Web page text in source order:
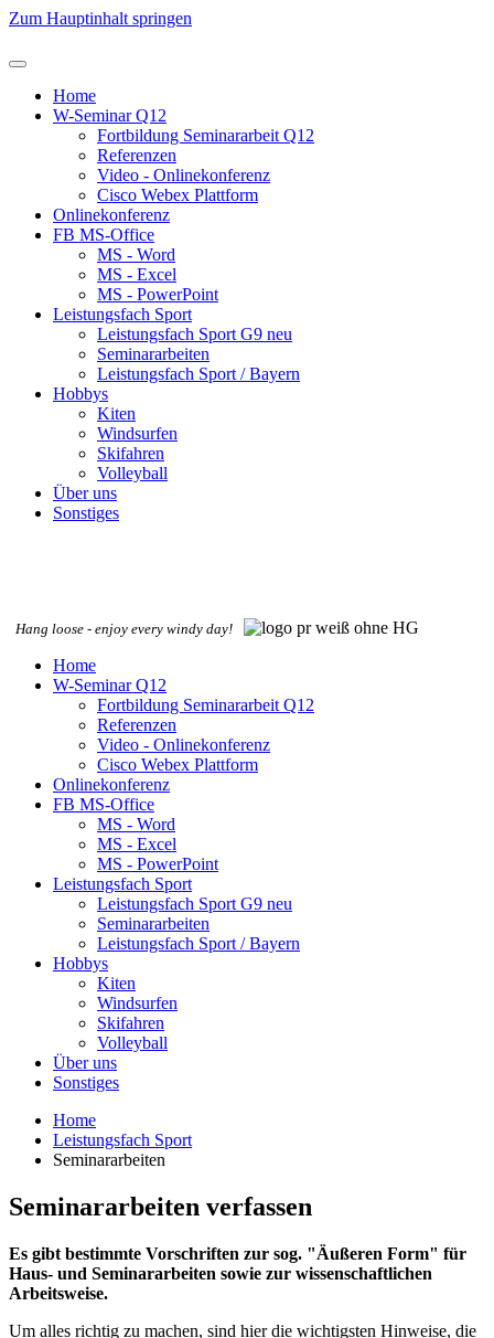
Zum Hauptinhalt springen
Home
W-Seminar Q12
Fortbildung Seminararbeit Q12
Referenzen
Video - Onlinekonferenz
Cisco Webex Plattform
Onlinekonferenz
FB MS-Office
MS - Word
MS - Excel
MS - PowerPoint
Leistungsfach Sport
Leistungsfach Sport G9 neu
Seminararbeiten
Leistungsfach Sport / Bayern
Hobbys
Kiten
Windsurfen
Skifahren
Volleyball
Über uns
Sonstiges
Hang loose - enjoy every windy day!
Home
W-Seminar Q12
Fortbildung Seminararbeit Q12
Referenzen
Video - Onlinekonferenz
Cisco Webex Plattform
Onlinekonferenz
FB MS-Office
MS - Word
MS - Excel
MS - PowerPoint
Leistungsfach Sport
Leistungsfach Sport G9 neu
Seminararbeiten
Leistungsfach Sport / Bayern
Hobbys
Kiten
Windsurfen
Skifahren
Volleyball
Über uns
Sonstiges
Home
Leistungsfach Sport
Seminararbeiten
Seminararbeiten verfassen
Es gibt bestimmte Vorschriften zur sog. "Äußeren Form" für
Haus- und Seminararbeiten sowie zur wissenschaftlichen
Arbeitsweise.
Um alles richtig zu machen, sind hier die wichtigsten Hinweise, die